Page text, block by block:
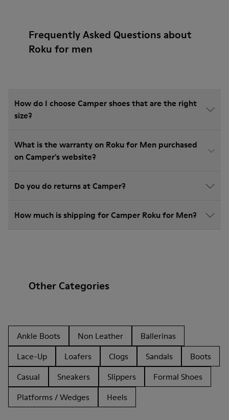
Frequently Asked Questions about
Roku for men
How do I choose Camper shoes that are the right
size?
What is the warranty on Roku for Men purchased
on Camper's website?
Do you do returns at Camper?
How much is shipping for Camper Roku for Men?
Other Categories
Ankle Boots Non Leather
Ballerinas
Lace-Up
Loafers Clogs Sandals
Boots
Casual
Sneakers Slippers
Formal Shoes
Platforms / Wedges
Heels